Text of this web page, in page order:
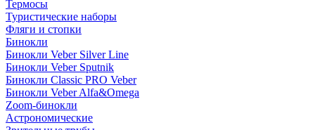
Термосы
Туристические наборы
Фляги и стопки
Бинокли
Бинокли Veber Silver Line
Бинокли Veber Sputnik
Бинокли Classic PRO Veber
Бинокли Veber Alfa&Omega
Zoom-бинокли
Астрономические